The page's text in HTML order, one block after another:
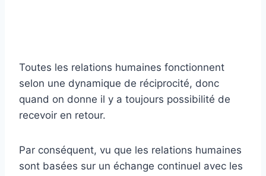
Toutes les relations humaines fonctionnent
selon une dynamique de réciprocité, donc
quand on donne il y a toujours possibilité de
recevoir en retour.
Par conséquent, vu que les relations humaines
sont basées sur un échange continuel avec les